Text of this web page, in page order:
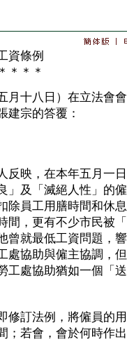
資條例
＊＊＊
十八日）在立法會會
建宗的答覆：
映，在本年五月一日
」及「滅絕人性」的
除員工用膳時間和休
間，更有不少市民被
曾就最低工資問題，
處協助與僱主協調，
工處協助猶如一個「
修訂法例，將僱員的
；若會，會於何時作